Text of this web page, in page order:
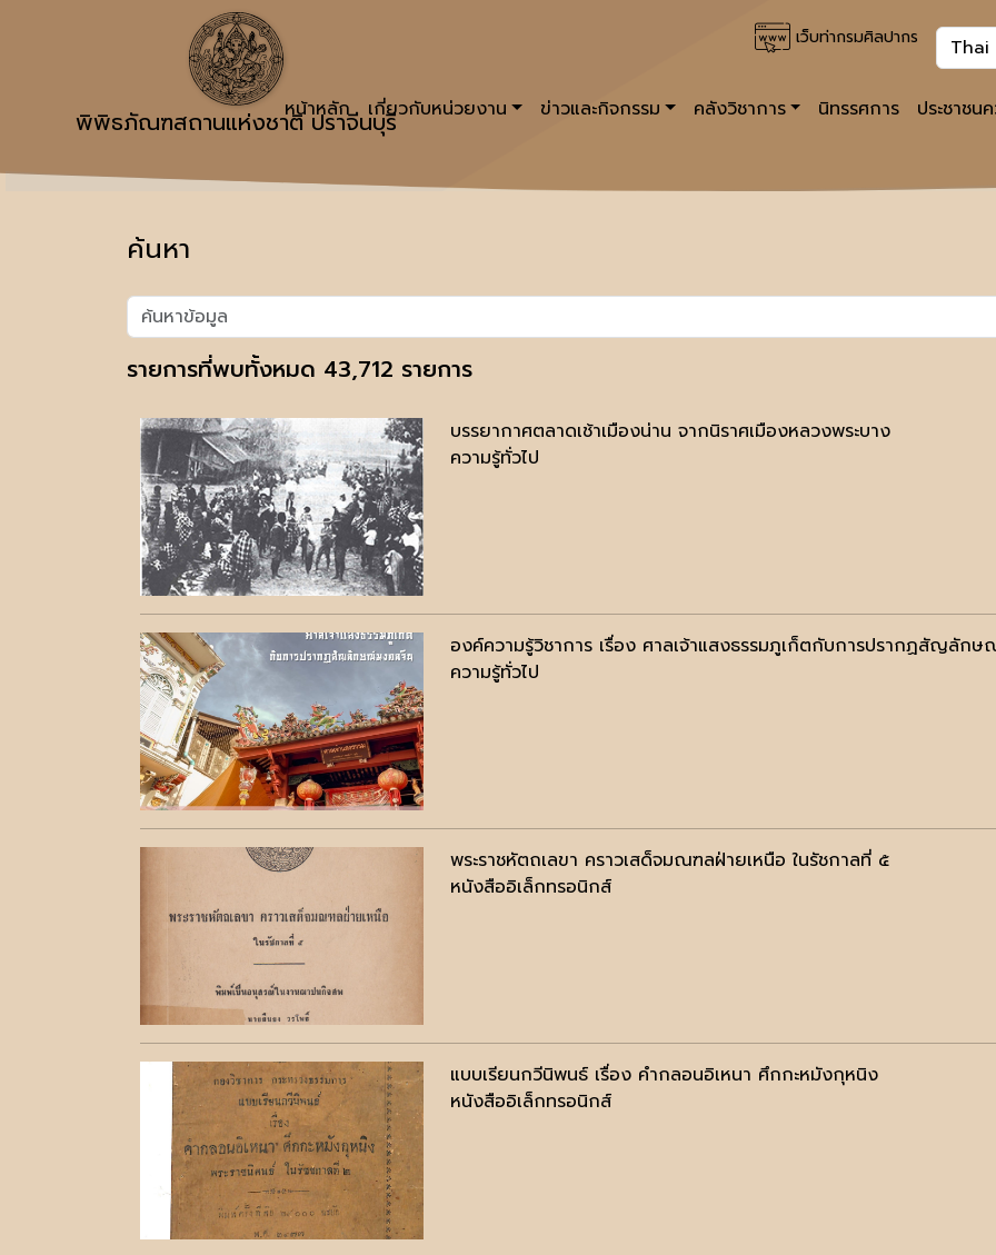
เว็บท่ากรมศิลปากร
พิพิธภัณฑสถานแห่งชาติ ปราจีนบุรี
หน้าหลัก เกี่ยวกับหน่วยงาน ข่าวและกิจกรรม คลังวิชาการ นิทรรศการ ประชาชน
ค้นหา
รายการที่พบทั้งหมด 43,712 รายการ
บรรยากาศตลาดเช้าเมืองน่าน จากนิราศเมืองหลวงพระบาง
ความรู้ทั่วไป
องค์ความรู้วิชาการ เรื่อง ศาลเจ้าแสงธรรมภูเก็ตกับการปรากฏสัญลัก
ความรู้ทั่วไป
พระราชหัตถเลขา คราวเสด็จมณฑลฝ่ายเหนือ ในรัชกาลที่ ๕
หนังสืออิเล็กทรอนิกส์
แบบเรียนกวีนิพนธ์ เรื่อง คำกลอนอิเหนา ศึกกะหมังกุหนิง
หนังสืออิเล็กทรอนิกส์